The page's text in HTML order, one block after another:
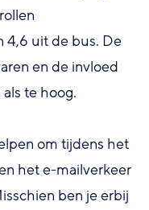
4,6 uit de bus. De
en de invloed
te hoog.
om tijdens het
het e-mailverkeer
ben je erbij